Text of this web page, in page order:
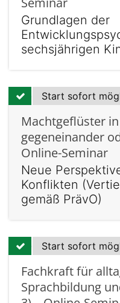
Grundlagen der
sechsjährigen
Start sofort
Machtgeflüster
gegeneinander
Online-Seminar
Neue
Konflikten
gemäß PrävO)
Start sofort
Fachkraft für
Sprachbildung